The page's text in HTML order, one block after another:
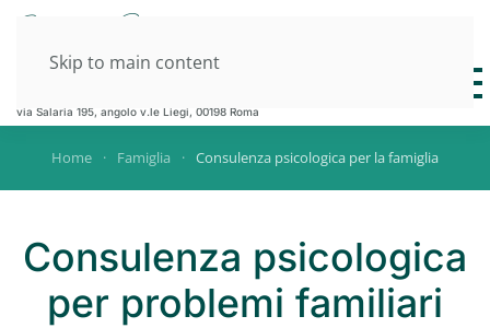
Skip to main content
DOTT.SSA L.RINELLA
via Salaria 195, angolo v.le Liegi, 00198 Roma
Home Famiglia Consulenza psicologica per la famiglia
Consulenza psicologica
per problemi familiari